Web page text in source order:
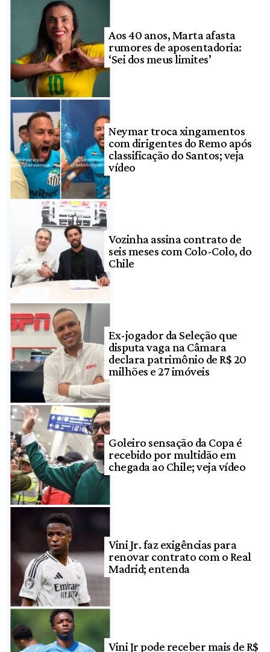
Aos 40 anos, Marta afasta
rumores de aposentadoria:
‘Sei dos meus limites’
Neymar troca xingamentos
com dirigentes do Remo após
classificação do Santos; veja
vídeo
Vozinha assina contrato de
seis meses com Colo-Colo, do
Chile
Ex-jogador da Seleção que
disputa vaga na Câmara
declara patrimônio de R$ 20
milhões e 27 imóveis
Goleiro sensação da Copa é
recebido por multidão em
chegada ao Chile; veja vídeo
Vini Jr. faz exigências para
renovar contrato com o Real
Madrid; entenda
Vini Jr pode receber mais de R$